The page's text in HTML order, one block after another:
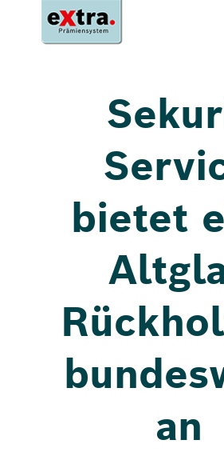
bietet
an